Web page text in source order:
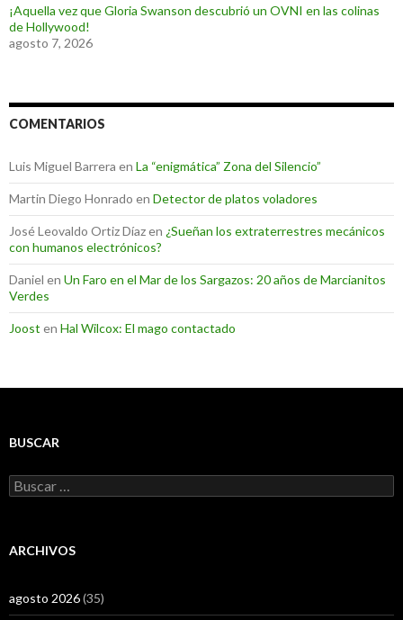
¡Aquella vez que Gloria Swanson descubrió un OVNI en las colinas
de Hollywood!
agosto 7, 2026
COMENTARIOS
Luis Miguel Barrera en La “enigmática” Zona del Silencio”
Martin Diego Honrado en Detector de platos voladores
José Leovaldo Ortiz Díazen ¿Sueñan los extraterrestres mecánicos
con humanos electrónicos?
Daniel en Un Faro en el Mar de los Sargazos: 20 años de Marcianitos
Verdes
Joost en Hal Wilcox: El mago contactado
BUSCAR
Buscar:
ARCHIVOS
agosto 2026(35)